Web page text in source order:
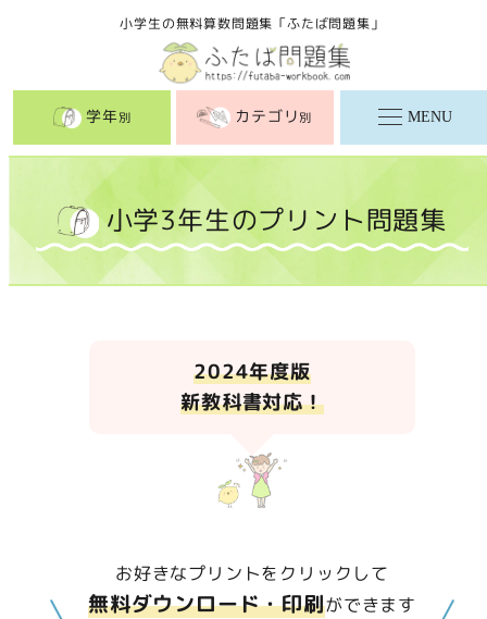
ン
ツ
移
小学生の無料算数問題集「ふたば問題集」
MENU
学年別 カテゴリ別
小学3年生のプリント問題集
2024年度版
新教科書対応！
お好きなプリントをクリックして
無料ダウンロード・印刷ができます